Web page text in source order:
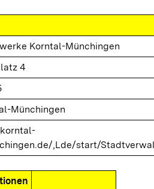
Korntal-Münchingen
4
Münchingen
,Lde/start/